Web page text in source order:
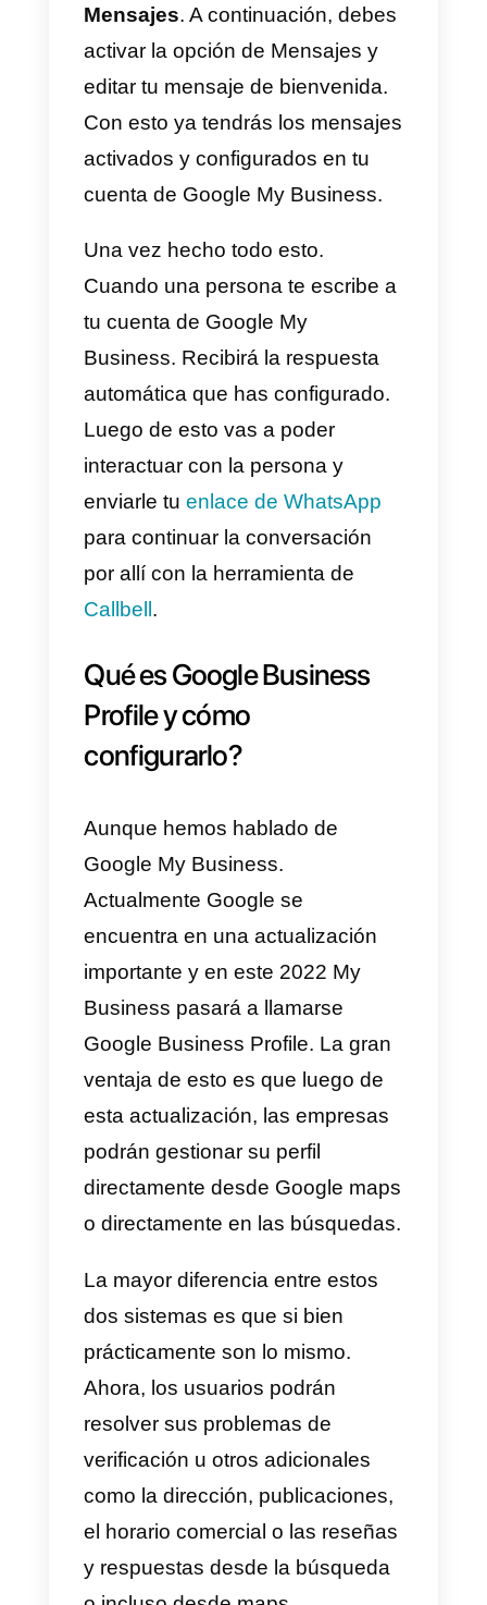
9) En este paso vamos a agregar
la descripción de nuestra
empresa y las fotos de la misma.
10) Por último nos aparecerá un
mensaje indicando que debemos
verificar nuestra empresa y una
estará listo.
Configurar la mensajería
en Google My Business
Para configurar los mensajes es